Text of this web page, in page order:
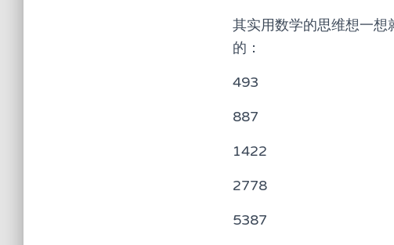
其实用数学的思维想一
的：
493
887
1422
2778
5387